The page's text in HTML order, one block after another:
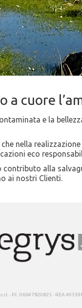
a cuore
e la
che nella
eco
contributo alla
ai nostri Clienti.
- P.I.: 06647820825 - REA